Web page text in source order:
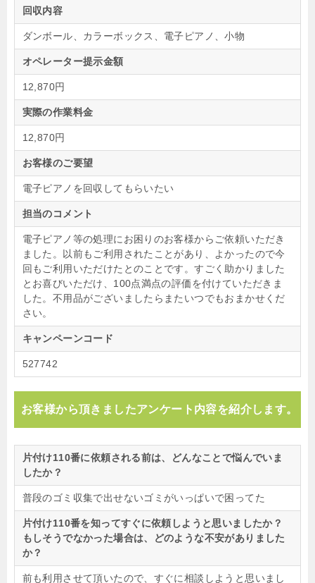
回収内容
ダンボール、カラーボックス、電子ピアノ、小物
オペレーター提示金額
12,870円
実際の作業料金
12,870円
お客様のご要望
電子ピアノを回収してもらいたい
担当のコメント
電子ピアノ等の処理にお困りのお客様からご依頼いただき
ました。以前もご利用されたことがあり、よかったので今
回もご利用いただけたとのことです。すごく助かりました
とお喜びいただけ、100点満点の評価を付けていただきま
した。不用品がございましたらまたいつでもおまかせくだ
さい。
キャンペーンコード
527742
お客様から頂きましたアンケート内容を紹介します。
片付け110番に依頼される前は、どんなことで悩んでいま
したか？
普段のゴミ収集で出せないゴミがいっぱいで困ってた
片付け110番を知ってすぐに依頼しようと思いましたか？
もしそうでなかった場合は、どのような不安がありました
か？
前も利用させて頂いたので、すぐに相談しようと思いまし